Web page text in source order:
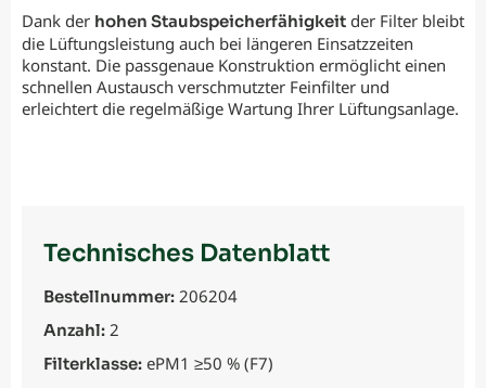
Dank der hohen Staubspeicherfähigkeit der Filter bleibt
die Lüftungsleistung auch bei längeren Einsatzzeiten
konstant. Die passgenaue Konstruktion ermöglicht einen
schnellen Austausch verschmutzter Feinfilter und
erleichtert die regelmäßige Wartung Ihrer Lüftungsanlage.
Technisches Datenblatt
Bestellnummer: 206204
Anzahl: 2
Filterklasse: ePM1 ≥50 % (F7)